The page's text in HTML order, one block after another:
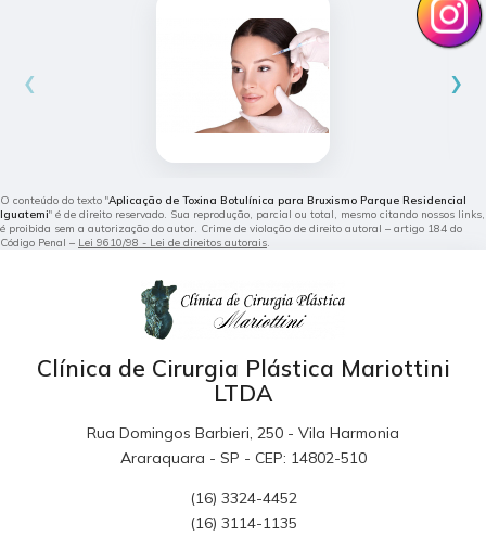
‹ ›
O conteúdo do texto "Aplicação de Toxina Botulínica para Bruxismo Parque Residencial
Iguatemi" é de direito reservado. Sua reprodução, parcial ou total, mesmo citando nossos links,
é proibida sem a autorização do autor. Crime de violação de direito autoral – artigo 184 do
Código Penal – Lei 9610/98 - Lei de direitos autorais.
Clínica de Cirurgia Plástica Mariottini
LTDA
Rua Domingos Barbieri, 250 - Vila Harmonia
Araraquara - SP - CEP: 14802-510
(16) 3324-4452
(16) 3114-1135